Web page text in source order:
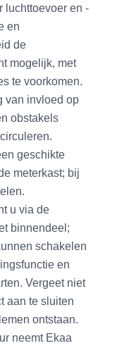
luchttoevoer en -
en
de
mogelijk, met
te voorkomen.
van invloed op
obstakels
geschikte
meterkast; bij
u via de
binnendeel;
schakelen
en
Vergeet niet
aan te sluiten
ontstaan.
neemt Ekaa